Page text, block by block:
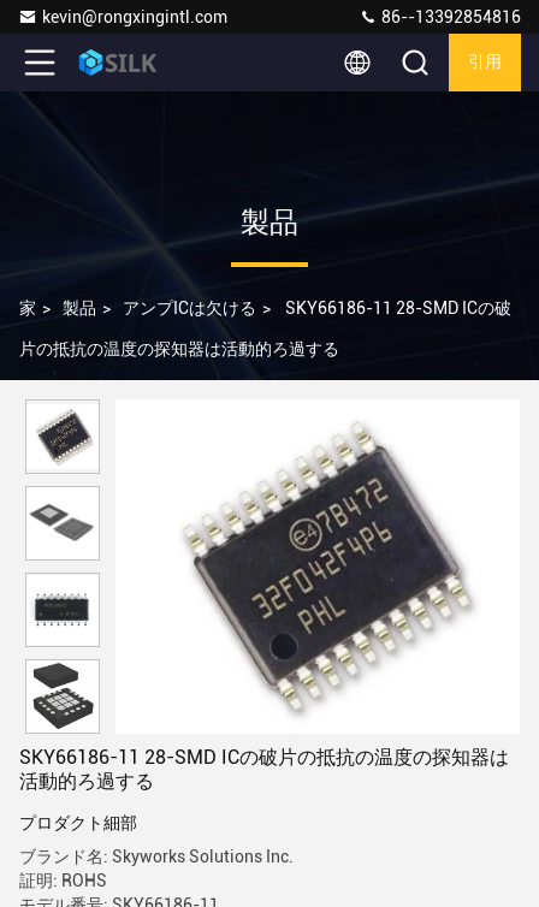
kevin@rongxingintl.com 86--13392854816
引用
製品
家 > 製品 > アンプICは欠ける > SKY66186-11 28-SMD ICの破
片の抵抗の温度の探知器は活動的ろ過する
SKY66186-11 28-SMD ICの破片の抵抗の温度の探知器は
活動的ろ過する
プロダクト細部
ブランド名: Skyworks Solutions Inc.
証明: ROHS